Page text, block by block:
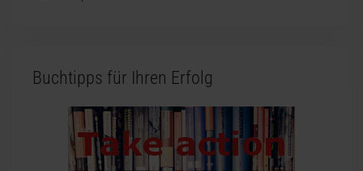
Buchtipps für Ihren Erfolg